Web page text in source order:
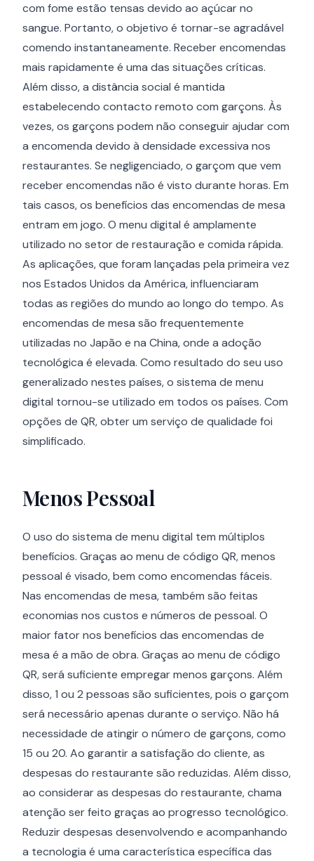
com fome estão tensas devido ao açúcar no
sangue. Portanto, o objetivo é tornar-se agradável
comendo instantaneamente. Receber encomendas
mais rapidamente é uma das situações críticas.
Além disso, a distância social é mantida
estabelecendo contacto remoto com garçons. Às
vezes, os garçons podem não conseguir ajudar com
a encomenda devido à densidade excessiva nos
restaurantes. Se negligenciado, o garçom que vem
receber encomendas não é visto durante horas. Em
tais casos, os benefícios das encomendas de mesa
entram em jogo. O menu digital é amplamente
utilizado no setor de restauração e comida rápida.
As aplicações, que foram lançadas pela primeira vez
nos Estados Unidos da América, influenciaram
todas as regiões do mundo ao longo do tempo. As
encomendas de mesa são frequentemente
utilizadas no Japão e na China, onde a adoção
tecnológica é elevada. Como resultado do seu uso
generalizado nestes países, o sistema de menu
digital tornou-se utilizado em todos os países. Com
opções de QR, obter um serviço de qualidade foi
simplificado.
Menos Pessoal
O uso do sistema de menu digital tem múltiplos
benefícios. Graças ao menu de código QR, menos
pessoal é visado, bem como encomendas fáceis.
Nas encomendas de mesa, também são feitas
economias nos custos e números de pessoal. O
maior fator nos benefícios das encomendas de
mesa é a mão de obra. Graças ao menu de código
QR, será suficiente empregar menos garçons. Além
disso, 1 ou 2 pessoas são suficientes, pois o garçom
será necessário apenas durante o serviço. Não há
necessidade de atingir o número de garçons, como
15 ou 20. Ao garantir a satisfação do cliente, as
despesas do restaurante são reduzidas. Além disso,
ao considerar as despesas do restaurante, chama
atenção ser feito graças ao progresso tecnológico.
Reduzir despesas desenvolvendo e acompanhando
a tecnologia é uma característica específica das